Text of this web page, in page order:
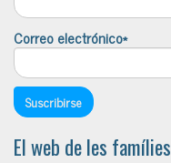
Correo electrónico*
El web de les famílies